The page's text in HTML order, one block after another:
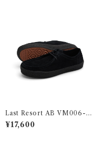
Last Resort AB VM006-M
oc Suede LO Black / Black
¥17,600